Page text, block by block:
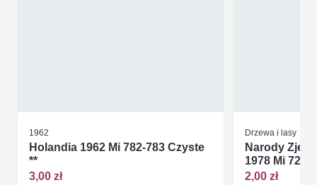
1962
Holandia 1962 Mi 782-783 Czyste
**
3,00 zł
Drzewa i lasy
Narody
1978 Mi 72
2,00 zł